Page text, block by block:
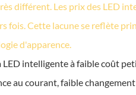
différent. Les prix des LED
fois. Cette lacune se reflète
d'apparence.
LED intelligente à faible coût
au courant, faible